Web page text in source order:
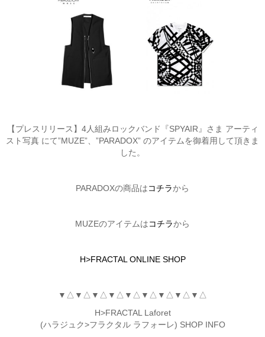
【プレスリリース】4人組みロックバンド『SPYAIR』さま アーティ
スト写真 にて”MUZE”、”PARADOX” のアイテムを御着用して頂きま
した。
PARADOXの商品はコチラから
MUZEのアイテムはコチラから
H>FRACTAL ONLINE SHOP
▼△▼△▼△▼△▼△▼△▼△▼△▼△
H>FRACTAL Laforet
(ハラジュク>フラクタル ラフォーレ) SHOP INFO